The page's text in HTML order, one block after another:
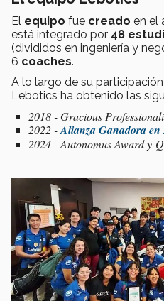
El equipo fue creado en el
está integrado por 48
(divididos en ingeniería y
6 coaches.
A lo largo de su
Lebotics ha obtenido las
2018 - Gracious
2022 -Alianza Ganadora en
2024 - Autonomus Award y